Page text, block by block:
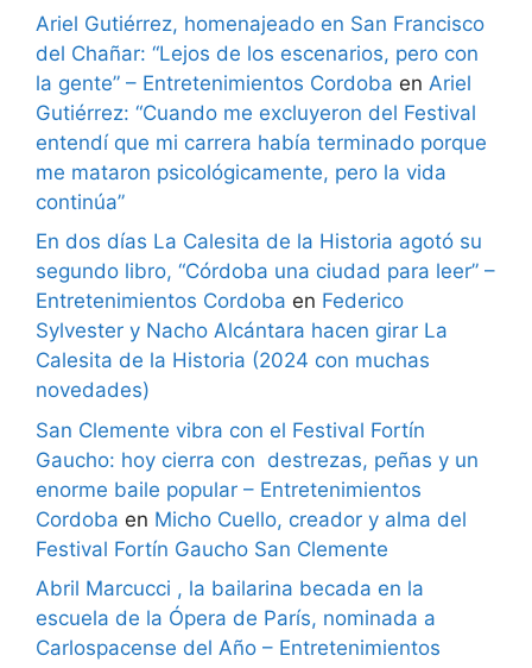
Ariel Gutiérrez, homenajeado en San Francisco
del Chañar: “Lejos de los escenarios, pero con
la gente” – Entretenimientos Cordoba en Ariel
Gutiérrez: “Cuando me excluyeron del Festival
entendí que mi carrera había terminado porque
me mataron psicológicamente, pero la vida
continúa”
En dos días La Calesita de la Historia agotó su
segundo libro, “Córdoba una ciudad para leer” –
Entretenimientos Cordoba en Federico
Sylvester y Nacho Alcántara hacen girar La
Calesita de la Historia (2024 con muchas
novedades)
San Clemente vibra con el Festival Fortín
Gaucho: hoy cierra con destrezas, peñas y un
enorme baile popular – Entretenimientos
Cordoba en Micho Cuello, creador y alma del
Festival Fortín Gaucho San Clemente
Abril Marcucci , la bailarina becada en la
escuela de la Ópera de París, nominada a
Carlospacense del Año – Entretenimientos